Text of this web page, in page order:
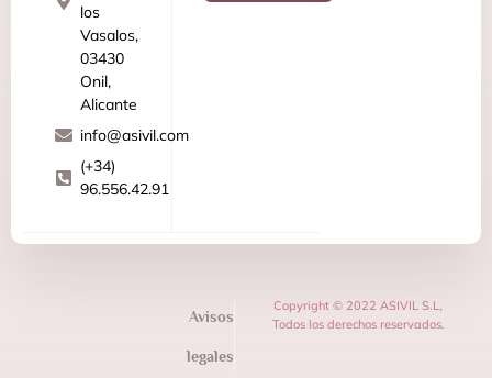
los
Vasalos,
03430
Onil,
Alicante
info@asivil.com
(+34)
96.556.42.91
Avisos
legales
Copyright © 2022 ASIVIL S.L,
Todos los derechos reservados.